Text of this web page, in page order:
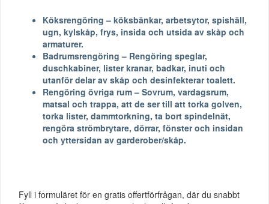
Köksrengöring – köksbänkar, arbetsytor, spishäll,
ugn, kylskåp, frys, insida och utsida av skåp och
armaturer.
Badrumsrengöring – Rengöring speglar,
duschkabiner, lister kranar, badkar, inuti och
utanför delar av skåp och desinfekterar toalett.
Rengöring övriga rum – Sovrum, vardagsrum,
matsal och trappa, att de ser till att torka golven,
torka lister, dammtorkning, ta bort spindelnät,
rengöra strömbrytare, dörrar, fönster och insidan
och yttersidan av garderober/skåp.
Fyll i formuläret för en gratis offertförfrågan, där du snabbt